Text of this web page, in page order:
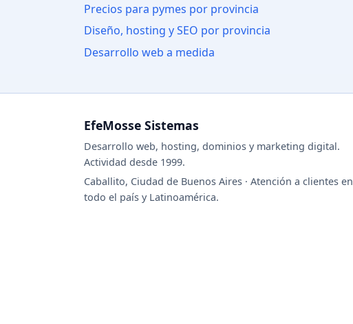
Precios para pymes por provincia
Diseño, hosting y SEO por provincia
Desarrollo web a medida
EfeMosse Sistemas
Desarrollo web, hosting, dominios y marketing digital.
Actividad desde 1999.
Caballito, Ciudad de Buenos Aires · Atención a clientes en
todo el país y Latinoamérica.